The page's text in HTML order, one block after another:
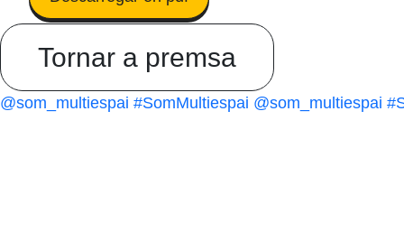
Tornar a premsa
@som_multiespai #SomMultiespai @som_multiespai